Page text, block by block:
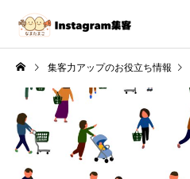
集客力アップのお役立ち情報